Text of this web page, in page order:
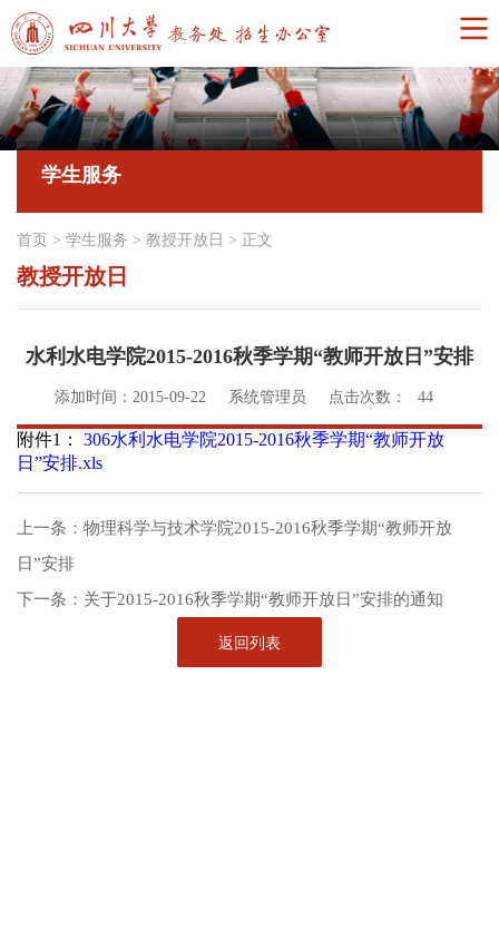
学生服务
首页 > 学生服务 > 教授开放日 > 正文
教授开放日
水利水电学院2015-2016秋季学期“教师开放日”安排
添加时间：2015-09-22 系统管理员 点击次数： 44
附件1：
306水利水电学院2015-2016秋季学期“教师开放
日”安排.xls
上一条： 物理科学与技术学院2015-2016秋季学期“教师开放
日”安排
下一条： 关于2015-2016秋季学期“教师开放日”安排的通知
返回列表